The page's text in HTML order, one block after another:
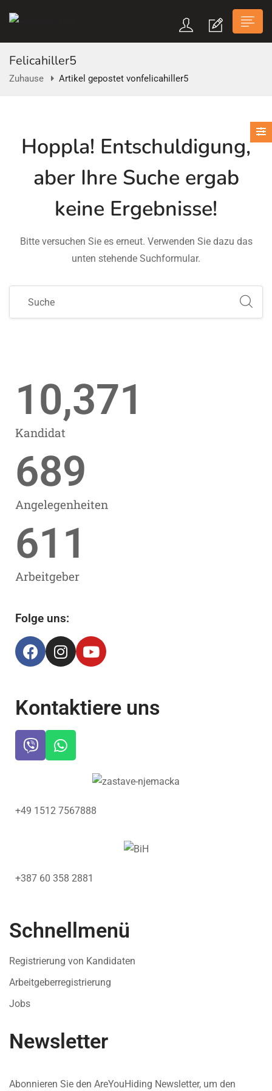
Felicahiller5
Zuhause Artikel gepostet vonfelicahiller5
Hoppla! Entschuldigung,
aber Ihre Suche ergab
keine Ergebnisse!
Bitte versuchen Sie es erneut. Verwenden Sie dazu das
unten stehende Suchformular.
10,371
Kandidat
689
Angelegenheiten
611
Arbeitgeber
Folge uns:
Kontaktiere uns
+49 1512 7567888
+387 60 358 2881
Schnellmenü
Registrierung von Kandidaten
Arbeitgeberregistrierung
Jobs
Newsletter
Abonnieren Sie den AreYouHiding Newsletter, um den